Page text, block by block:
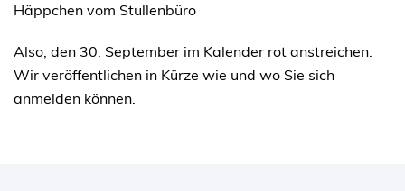
Häppchen vom Stullenbüro
Also, den 30. September im Kalender rot anstreichen.
Wir veröffentlichen in Kürze wie und wo Sie sich
anmelden können.